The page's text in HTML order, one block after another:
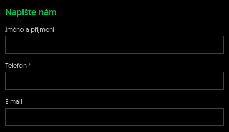
Napište nám
Jméno a příjmení
Telefon
E-mail